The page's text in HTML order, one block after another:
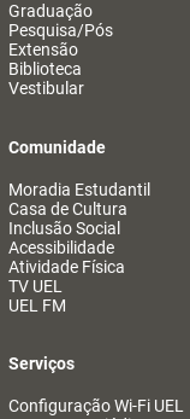
Graduação
Pesquisa/Pós
Extensão
Biblioteca
Vestibular
Comunidade
Moradia Estudantil
Casa de Cultura
Inclusão Social
Acessibilidade
Atividade Física
TV UEL
UEL FM
Serviços
Configuração Wi-Fi UEL